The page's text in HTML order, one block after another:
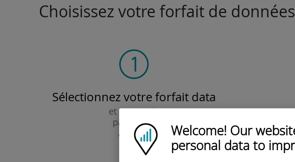
Ubigi logo
Welcome! Our
personal data to
Choisissez votre forfait de
Sélectionnez votre forfait data
et recevez-le
par e-mail.
Rapide !
et